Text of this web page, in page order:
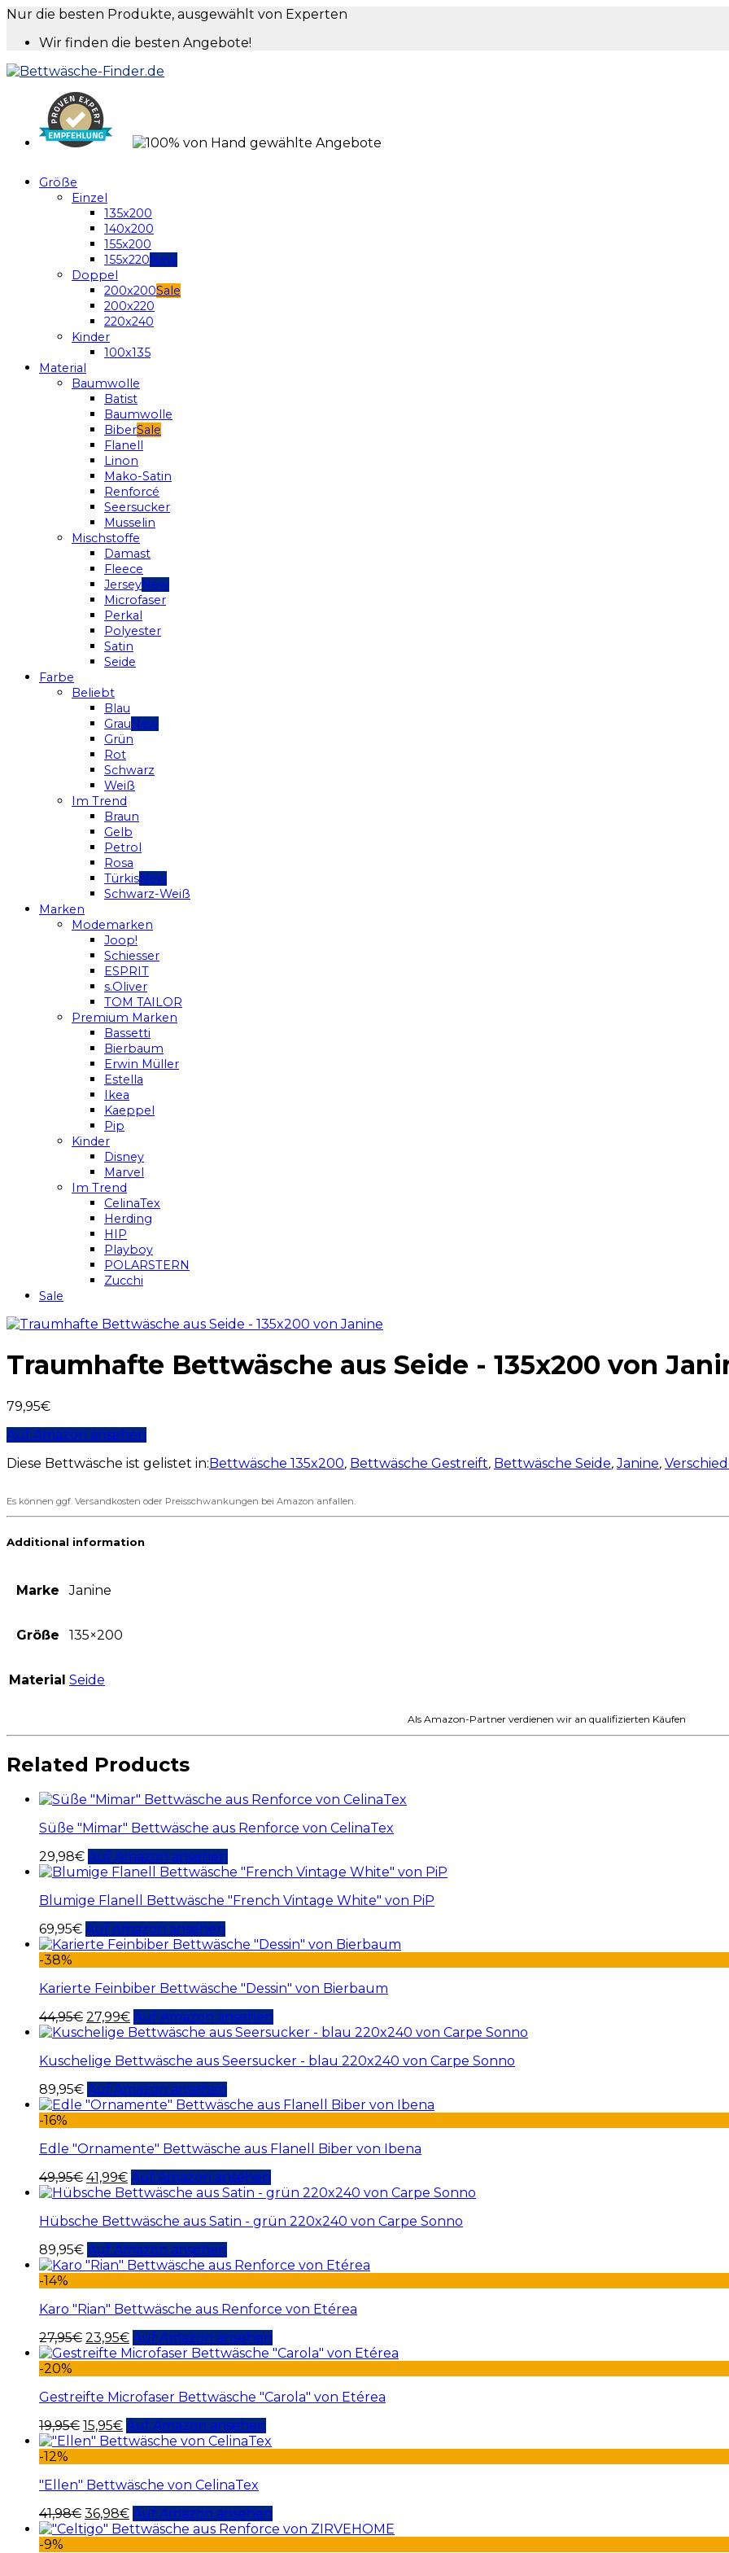
Nur die besten Produkte, ausgewählt von Experten
Wir finden die besten Angebote!
Größe
Einzel
135x200
140x200
155x200
155x220
Doppel
200x200
200x220
220x240
Kinder
100x135
Material
Baumwolle
Batist
Baumwolle
Biber
Flanell
Linon
Mako-Satin
Renforcé
Seersucker
Musselin
Mischstoffe
Damast
Fleece
Jersey
Microfaser
Perkal
Polyester
Satin
Seide
Farbe
Beliebt
Blau
Grau
Grün
Rot
Schwarz
Weiß
Im Trend
Braun
Gelb
Petrol
Rosa
Türkis
Schwarz-Weiß
Marken
Modemarken
Joop!
Schiesser
ESPRIT
s.Oliver
TOM TAILOR
Premium Marken
Bassetti
Bierbaum
Erwin Müller
Estella
Ikea
Kaeppel
Pip
Kinder
Disney
Marvel
Im Trend
CelinaTex
Herding
HIP
Playboy
POLARSTERN
Zucchi
Sale
Traumhafte Bettwäsche aus Seide - 135x200 von
79,95€
Auf Amazon ansehen
Diese Bettwäsche ist gelistet in:Bettwäsche 135x200, Bettwäsche Gestreift, Bettwäsche Seide, Janine,
Es können ggf. Versandkosten oder Preisschwankungen bei Amazon anfallen.
Additional information
Marke Janine
Größe 135×200
Material Seide
Als Amazon-Partner verdienen wir an qualifizierten Käufen
Related Products
Süße "Mimar" Bettwäsche aus Renforce von CelinaTex
29,98€ Auf Amazon ansehen
Blumige Flanell Bettwäsche "French Vintage White" von PiP
69,95€ Auf Amazon ansehen
-38%
Karierte Feinbiber Bettwäsche "Dessin" von Bierbaum
44,95€ 27,99€ Auf Amazon ansehen
Kuschelige Bettwäsche aus Seersucker - blau 220x240 von Carpe Sonno
89,95€ Auf Amazon ansehen
-16%
Edle "Ornamente" Bettwäsche aus Flanell Biber von Ibena
49,95€ 41,99€ Auf Amazon ansehen
Hübsche Bettwäsche aus Satin - grün 220x240 von Carpe Sonno
89,95€ Auf Amazon ansehen
-14%
Karo "Rian" Bettwäsche aus Renforce von Etérea
27,95€ 23,95€ Auf Amazon ansehen
-20%
Gestreifte Microfaser Bettwäsche "Carola" von Etérea
19,95€ 15,95€ Auf Amazon ansehen
-12%
"Ellen" Bettwäsche von CelinaTex
41,98€ 36,98€ Auf Amazon ansehen
-9%